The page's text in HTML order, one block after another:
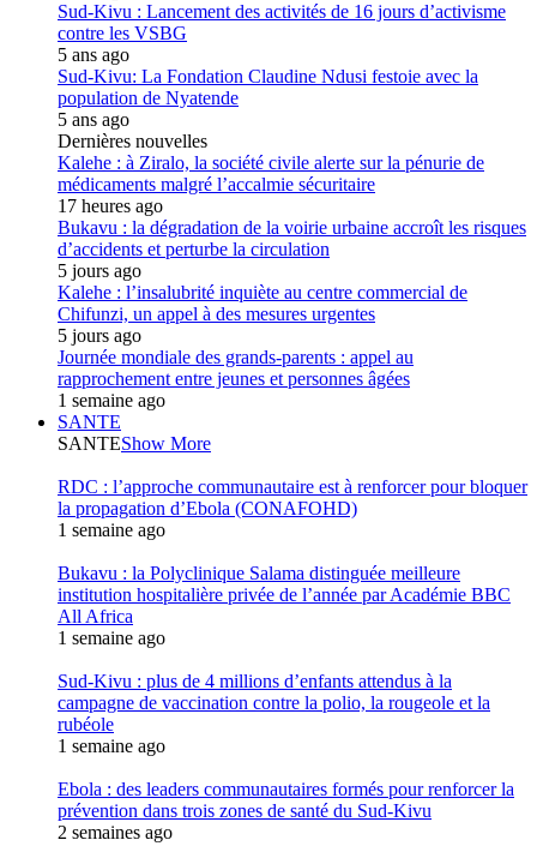
Sud-Kivu : Lancement des activités de 16 jours d’activisme
contre les VSBG
5 ans ago
Sud-Kivu: La Fondation Claudine Ndusi festoie avec la
population de Nyatende
5 ans ago
Dernières nouvelles
Kalehe : à Ziralo, la société civile alerte sur la pénurie de
médicaments malgré l’accalmie sécuritaire
17 heures ago
Bukavu : la dégradation de la voirie urbaine accroît les risques
d’accidents et perturbe la circulation
5 jours ago
Kalehe : l’insalubrité inquiète au centre commercial de
Chifunzi, un appel à des mesures urgentes
5 jours ago
Journée mondiale des grands-parents : appel au
rapprochement entre jeunes et personnes âgées
1 semaine ago
SANTE
SANTEShow More
RDC : l’approche communautaire est à renforcer pour bloquer
la propagation d’Ebola (CONAFOHD)
1 semaine ago
Bukavu : la Polyclinique Salama distinguée meilleure
institution hospitalière privée de l’année par Académie BBC
All Africa
1 semaine ago
Sud-Kivu : plus de 4 millions d’enfants attendus à la
campagne de vaccination contre la polio, la rougeole et la
rubéole
1 semaine ago
Ebola : des leaders communautaires formés pour renforcer la
prévention dans trois zones de santé du Sud-Kivu
2 semaines ago